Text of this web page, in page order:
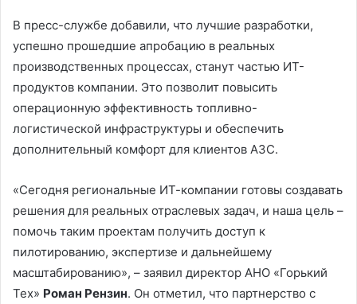
В пресс-службе добавили, что лучшие разработки,
успешно прошедшие апробацию в реальных
производственных процессах, станут частью ИТ-
продуктов компании. Это позволит повысить
операционную эффективность топливно-
логистической инфраструктуры и обеспечить
дополнительный комфорт для клиентов АЗС.
«Сегодня региональные ИТ-компании готовы создавать
решения для реальных отраслевых задач, и наша цель –
помочь таким проектам получить доступ к
пилотированию, экспертизе и дальнейшему
масштабированию», – заявил директор АНО «Горький
Тех» Роман Рензин. Он отметил, что партнерство с